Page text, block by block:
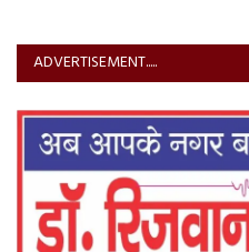
ADVERTISEMENT.....